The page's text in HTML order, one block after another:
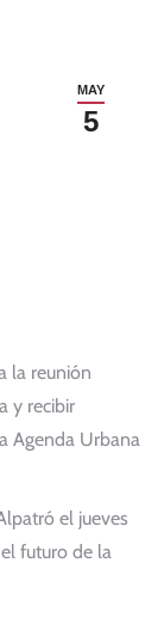
MAY
5
la reunión
y recibir
Agenda Urbana
el jueves
futuro de la